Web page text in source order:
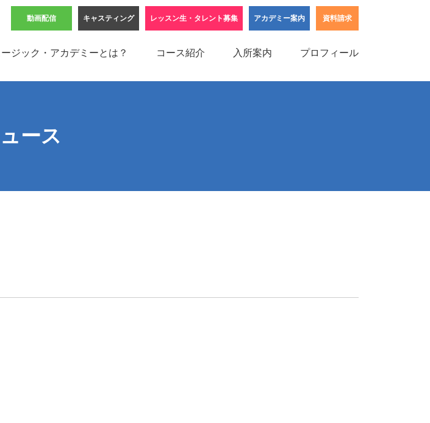
ジック・アカデミーとは？ コース紹介 入所案内 プロフィール
レッスン生・タレント募集 アカデミー案内 資料請求
キャスティング
動画配信
ース